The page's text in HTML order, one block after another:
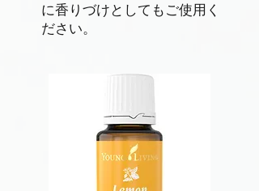
に香りづけとしてもご使用く
ださい。